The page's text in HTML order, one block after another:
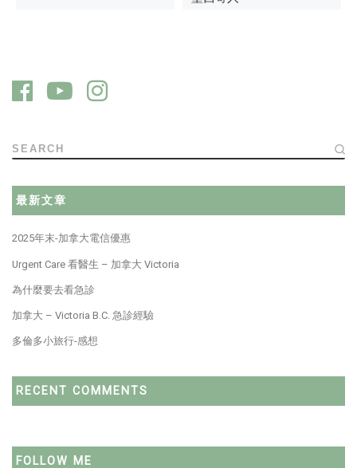
SEARCH
最新文章
2025年末-加拿大電信優惠
Urgent Care 看醫生 – 加拿大 Victoria
為什麼要去看急診
加拿大 – Victoria B.C. 急診經驗
多倫多小旅行-感想
RECENT COMMENTS
FOLLOW ME